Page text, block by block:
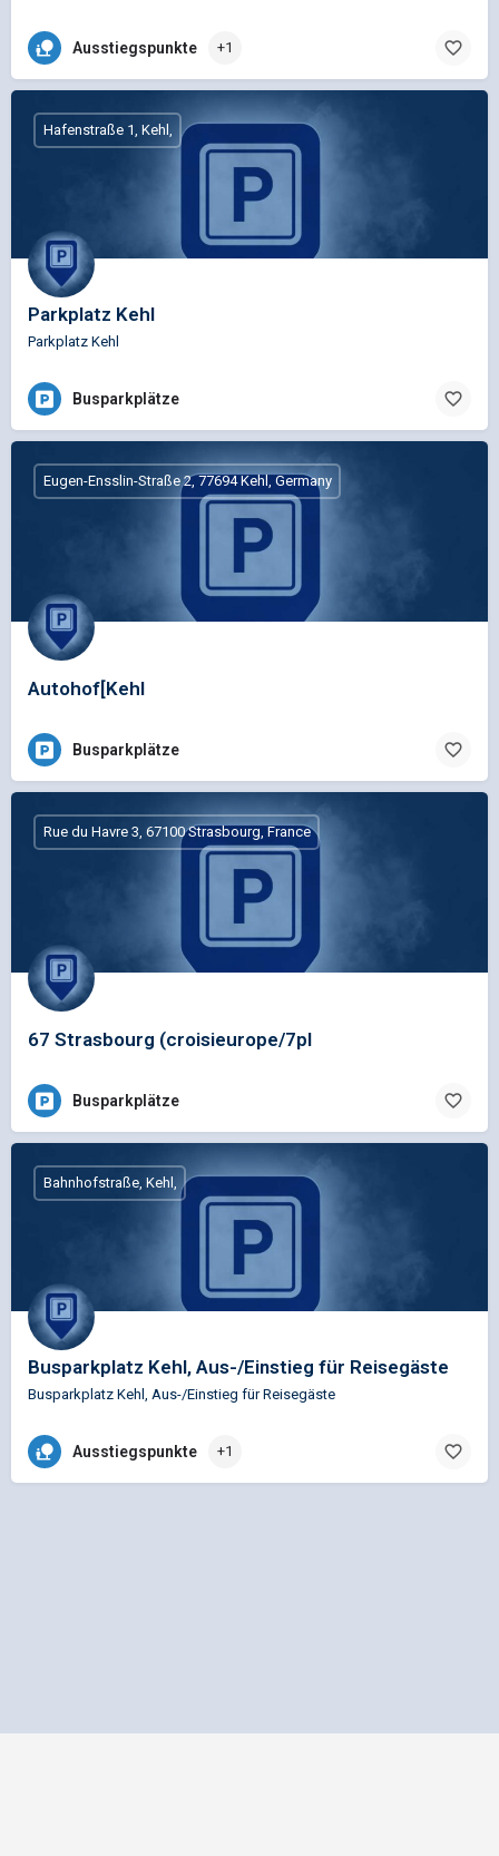
Ausstiegspunkte +1
Parkplatz Kehl
Parkplatz Kehl
Hafenstraße 1, Kehl,
Busparkplätze
Autohof[Kehl
Eugen-Ensslin-Straße 2, 77694 Kehl, Germany
Busparkplätze
67 Strasbourg (croisieurope/7pl
Rue du Havre 3, 67100 Strasbourg, France
Busparkplätze
Busparkplatz Kehl, Aus-/Einstieg für Reisegäste
Busparkplatz Kehl, Aus-/Einstieg für Reisegäste
Bahnhofstraße, Kehl,
Ausstiegspunkte +1